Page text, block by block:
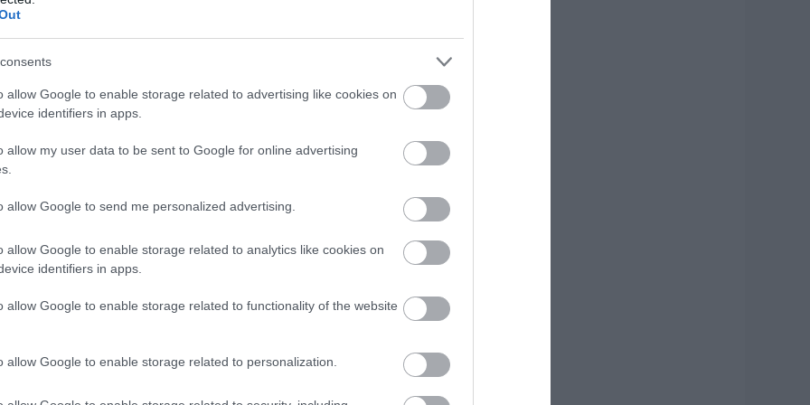
allow Google to enable storage related to advertising like cookies on
identifiers in apps.
allow my user data to be sent to Google for online advertising
allow Google to send me personalized advertising.
allow Google to enable storage related to analytics like cookies on
identifiers in apps.
allow Google to enable storage related to functionality of the website
allow Google to enable storage related to personalization.
το χωράφι του
ανασύρθηκε χωρίς τις αισθήσεις του
σε εκκλησία της Εύβοιας
News
Εύβοια
για τηνΕλλάδακαι τονΚόσμοστο
07.08.2026 | 18:20
Βαρύ πένθος για τον
εκπαιδευτικό από
την Εύβοια που
07.08.2026 | 18:00